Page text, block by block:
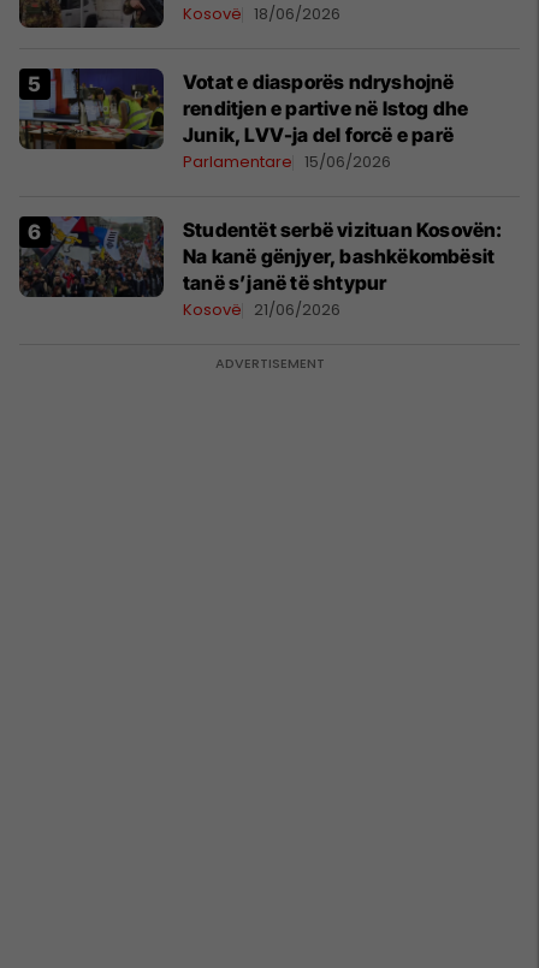
Kosovë 18/06/2026
Votat e diasporës ndryshojnë
renditjen e partive në Istog dhe
Junik, LVV-ja del forcë e parë
Parlamentare 15/06/2026
Studentët serbë vizituan Kosovën:
Na kanë gënjyer, bashkëkombësit
tanë s’janë të shtypur
Kosovë 21/06/2026